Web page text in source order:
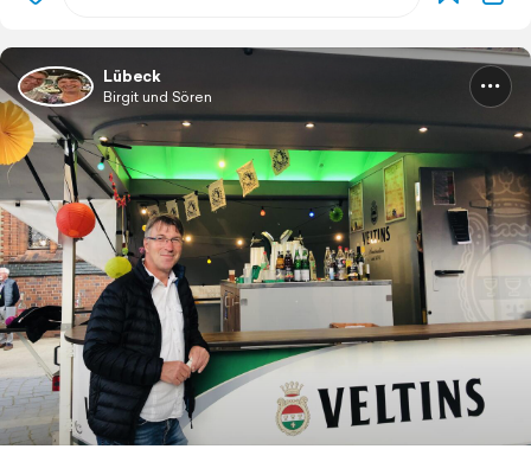
Lübeck
Birgit und Sören